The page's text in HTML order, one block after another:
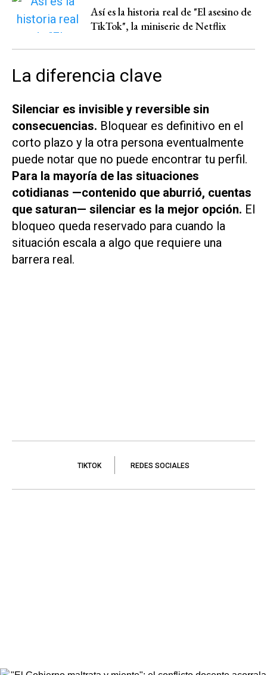
Así es la historia real de "El asesino de
TikTok", la miniserie de Netflix
La diferencia clave
Silenciar es invisible y reversible sin
consecuencias. Bloquear es definitivo en el
corto plazo y la otra persona eventualmente
puede notar que no puede encontrar tu perfil.
Para la mayoría de las situaciones
cotidianas —contenido que aburrió, cuentas
que saturan— silenciar es la mejor opción. El
bloqueo queda reservado para cuando la
situación escala a algo que requiere una
barrera real.
TIKTOK REDES SOCIALES